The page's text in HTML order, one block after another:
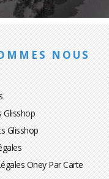
NOUS
Glisshop
Glisshop
Oney Par Carte